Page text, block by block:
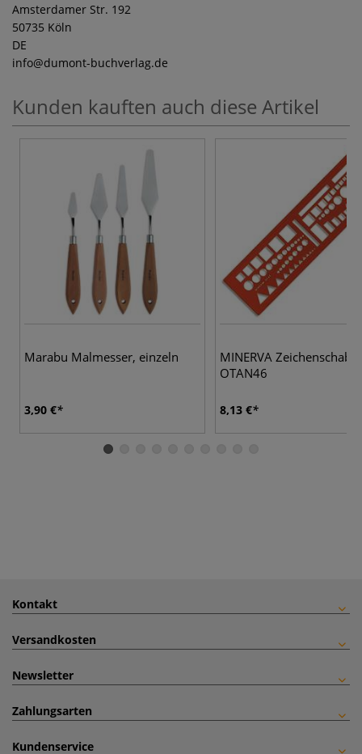
Amsterdamer Str. 192
50735 Köln
DE
info@dumont-buchverlag.de
Kunden kauften auch diese Artikel
Marabu Malmesser, einzeln
3,90 €
MINERVA
OTAN46
8,13 €
Kontakt
Versandkosten
Newsletter
Zahlungsarten
Kundenservice